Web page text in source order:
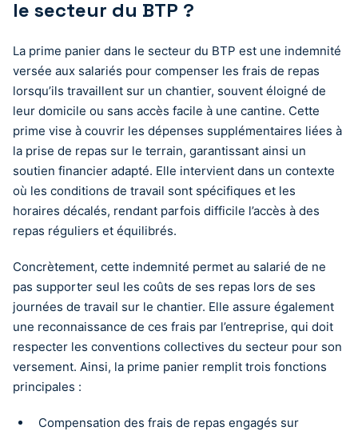
le secteur du BTP ?
La prime panier dans le secteur du BTP est une indemnité
versée aux salariés pour compenser les frais de repas
lorsqu’ils travaillent sur un chantier, souvent éloigné de
leur domicile ou sans accès facile à une cantine. Cette
prime vise à couvrir les dépenses supplémentaires liées à
la prise de repas sur le terrain, garantissant ainsi un
soutien financier adapté. Elle intervient dans un contexte
où les conditions de travail sont spécifiques et les
horaires décalés, rendant parfois difficile l’accès à des
repas réguliers et équilibrés.
Concrètement, cette indemnité permet au salarié de ne
pas supporter seul les coûts de ses repas lors de ses
journées de travail sur le chantier. Elle assure également
une reconnaissance de ces frais par l’entreprise, qui doit
respecter les conventions collectives du secteur pour son
versement. Ainsi, la prime panier remplit trois fonctions
principales :
Compensation des frais de repas engagés sur